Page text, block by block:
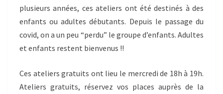
plusieurs années, ces ateliers ont été destinés à des
enfants ou adultes débutants. Depuis le passage du
covid, on a un peu “perdu” le groupe d’enfants. Adultes
et enfants restent bienvenus !!
Ces ateliers gratuits ont lieu le mercredi de 18h à 19h.
Ateliers gratuits, réservez vos places auprès de la